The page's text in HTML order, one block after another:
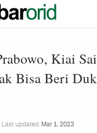
Kiai
Bisa Beri
Last updated Mar 1, 2023